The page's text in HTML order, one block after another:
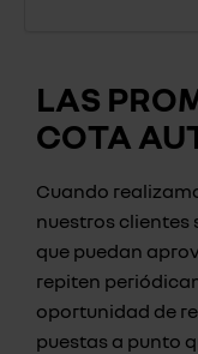
LAS
COTA
Cuando
nuestros clientes
que puedan
repiten
oportunidad de
puestas a punto